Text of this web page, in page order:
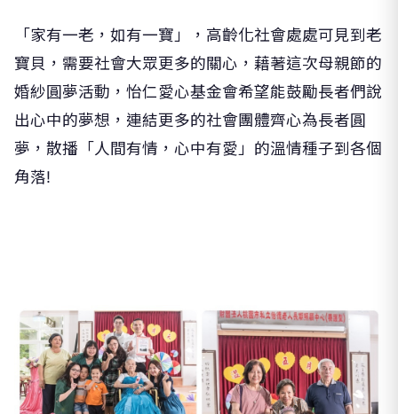
「家有一老，如有一寶」，高齡化社會處處可見到老
寶貝，需要社會大眾更多的關心，藉著這次母親節的
婚紗圓夢活動，怡仁愛心基金會希望能鼓勵長者們說
出心中的夢想，連結更多的社會團體齊心為長者圓
夢，散播「人間有情，心中有愛」的溫情種子到各個
角落!